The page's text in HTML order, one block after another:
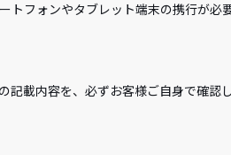
フォンやタブレット端末の携行が
載内容を、必ずお客様ご自身で確認